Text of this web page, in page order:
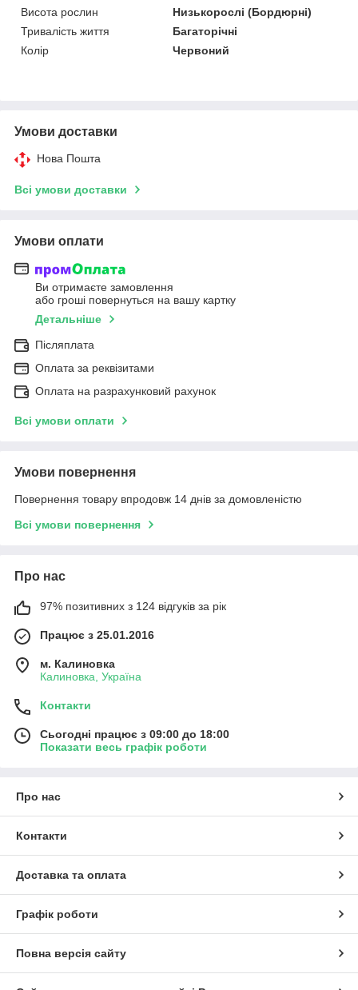
Висота рослин
Низькорослі (Бордюрні)
Тривалість життя
Багаторічні
Колір
Червоний
Умови доставки
Нова Пошта
Всі умови доставки
Умови оплати
Ви отримаєте замовлення
або гроші повернуться на вашу картку
Детальніше
Післяплата
Оплата за реквізитами
Оплата на разрахунковий рахунок
Всі умови оплати
Умови повернення
Повернення товару впродовж 14 днів за домовленістю
Всі умови повернення
Про нас
97% позитивних з 124 відгуків за рік
Працює з 25.01.2016
м. Калиновка
Калиновка, Україна
Контакти
Сьогодні працює з 09:00 до 18:00
Показати весь графік роботи
Про нас
Контакти
Доставка та оплата
Графік роботи
Повна версія сайту